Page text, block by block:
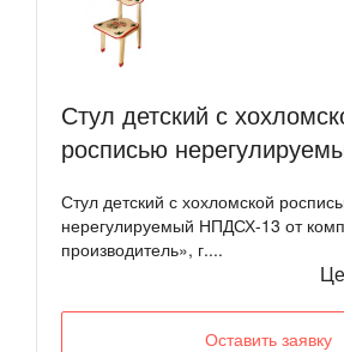
Стул детский с
росписью
Стул детский с хохломской
нерегулируемый НПДСХ-13 от
производитель», г....
Оставить заявку